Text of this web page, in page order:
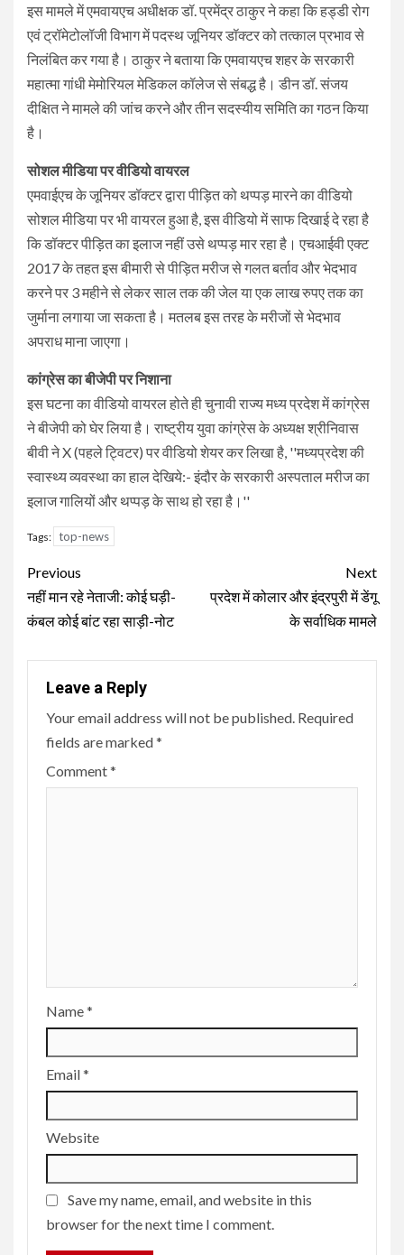
इस मामले में एमवायएच अधीक्षक डॉ. प्रमेंद्र ठाकुर ने कहा कि हड्डी रोग
एवं ट्रॉमेटोलॉजी विभाग में पदस्थ जूनियर डॉक्टर को तत्काल प्रभाव से
निलंबित कर गया है। ठाकुर ने बताया कि एमवायएच शहर के सरकारी
महात्मा गांधी मेमोरियल मेडिकल कॉलेज से संबद्ध है। डीन डॉ. संजय
दीक्षित ने मामले की जांच करने और तीन सदस्यीय समिति का गठन किया
है।
सोशल मीडिया पर वीडियो वायरल
एमवाईएच के जूनियर डॉक्टर द्वारा पीड़ित को थप्पड़ मारने का वीडियो
सोशल मीडिया पर भी वायरल हुआ है, इस वीडियो में साफ दिखाई दे रहा है
कि डॉक्टर पीड़ित का इलाज नहीं उसे थप्पड़ मार रहा है। एचआईवी एक्ट
2017 के तहत इस बीमारी से पीड़ित मरीज से गलत बर्ताव और भेदभाव
करने पर 3 महीने से लेकर साल तक की जेल या एक लाख रुपए तक का
जुर्माना लगाया जा सकता है। मतलब इस तरह के मरीजों से भेदभाव
अपराध माना जाएगा।
कांग्रेस का बीजेपी पर निशाना
इस घटना का वीडियो वायरल होते ही चुनावी राज्य मध्य प्रदेश में कांग्रेस
ने बीजेपी को घेर लिया है। राष्ट्रीय युवा कांग्रेस के अध्यक्ष श्रीनिवास
बीवी ने X (पहले ट्विटर) पर वीडियो शेयर कर लिखा है, ''मध्यप्रदेश की
स्वास्थ्य व्यवस्था का हाल देखिये:- इंदौर के सरकारी अस्पताल मरीज का
इलाज गालियों और थप्पड़ के साथ हो रहा है।''
Tags: top-news
Continue
Reading
Previous
नहीं मान रहे नेताजी: कोई घड़ी-
कंबल कोई बांट रहा साड़ी-नोट
Next
प्रदेश में कोलार और इंद्रपुरी में डेंगू
के सर्वाधिक मामले
Leave a Reply
Your email address will not be published. Required
fields are marked*
Comment*
Name*
Email*
Website
Save my name, email, and website in this
browser for the next time I comment.